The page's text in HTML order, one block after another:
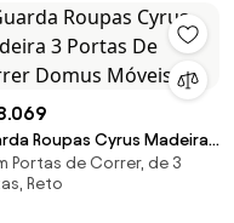
Roupas Cyrus Madeira
De Correr Domus
Portas de Correr, de 3
Reto